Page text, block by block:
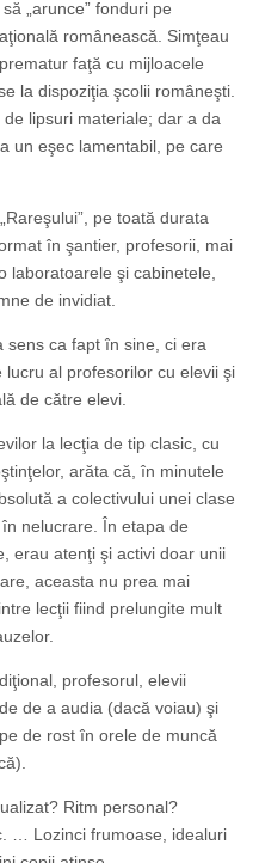
„arunce” fonduri pe
românească. Simţeau
faţă cu mijloacele
la dispoziţia şcolii româneşti.
lipsuri materiale; dar a da
un eşec lamentabil, pe care
pe toată durata
în şantier, profesorii, mai
laboratoarele şi cabinetele,
de invidiat.
sens ca fapt în sine, ci era
al profesorilor cu elevii şi
de către elevi.
la lecţia de tip clasic, cu
arăta că, în minutele
a colectivului unei clase
nelucrare. În etapa de
erau atenţi şi activi doar unii
aceasta nu prea mai
lecţii fiind prelungite mult
profesorul, elevii
de a audia (dacă voiau) şi
de rost în orele de muncă
Ritm personal?
… Lozinci frumoase, idealuri